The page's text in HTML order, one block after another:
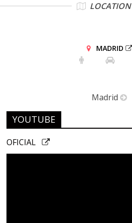
LOCATION
MADRID
Madrid
YOUTUBE
OFICIAL